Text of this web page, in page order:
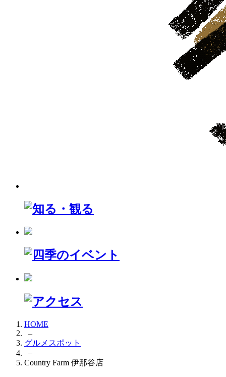
HOME
–
グルメスポット
–
Country Farm 伊那谷店